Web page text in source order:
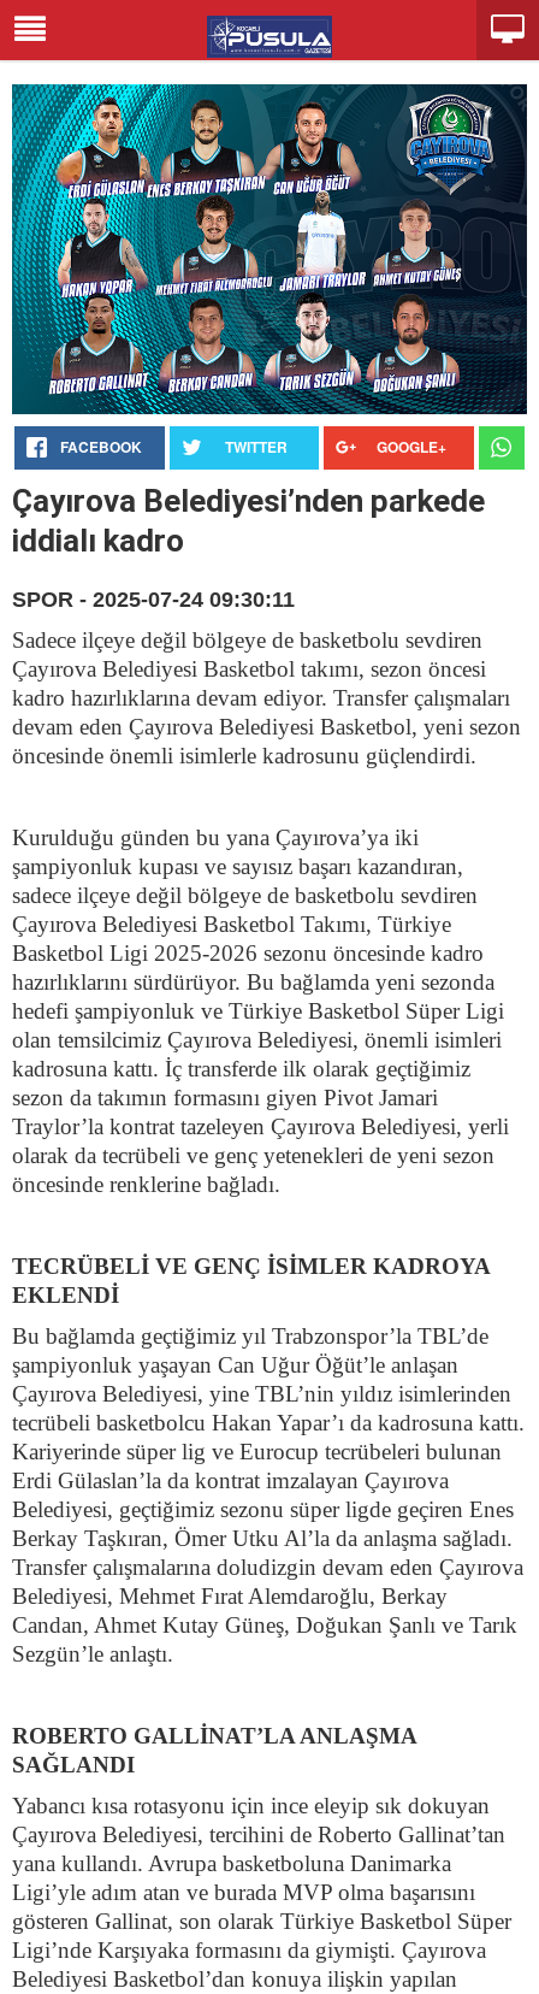
FACEBOOK TWITTER GOOGLE+
Çayırova Belediyesi’nden parkede
iddialı kadro
SPOR - 2025-07-24 09:30:11
Sadece ilçeye değil bölgeye de basketbolu sevdiren
Çayırova Belediyesi Basketbol takımı, sezon öncesi
kadro hazırlıklarına devam ediyor. Transfer çalışmaları
devam eden Çayırova Belediyesi Basketbol, yeni sezon
öncesinde önemli isimlerle kadrosunu güçlendirdi.
Kurulduğu günden bu yana Çayırova’ya iki
şampiyonluk kupası ve sayısız başarı kazandıran,
sadece ilçeye değil bölgeye de basketbolu sevdiren
Çayırova Belediyesi Basketbol Takımı, Türkiye
Basketbol Ligi 2025-2026 sezonu öncesinde kadro
hazırlıklarını sürdürüyor. Bu bağlamda yeni sezonda
hedefi şampiyonluk ve Türkiye Basketbol Süper Ligi
olan temsilcimiz Çayırova Belediyesi, önemli isimleri
kadrosuna kattı. İç transferde ilk olarak geçtiğimiz
sezon da takımın formasını giyen Pivot Jamari
Traylor’la kontrat tazeleyen Çayırova Belediyesi, yerli
olarak da tecrübeli ve genç yetenekleri de yeni sezon
öncesinde renklerine bağladı.
TECRÜBELİ VE GENÇ İSİMLER KADROYA
EKLENDİ
Bu bağlamda geçtiğimiz yıl Trabzonspor’la TBL’de
şampiyonluk yaşayan Can Uğur Öğüt’le anlaşan
Çayırova Belediyesi, yine TBL’nin yıldız isimlerinden
tecrübeli basketbolcu Hakan Yapar’ı da kadrosuna kattı.
Kariyerinde süper lig ve Eurocup tecrübeleri bulunan
Erdi Gülaslan’la da kontrat imzalayan Çayırova
Belediyesi, geçtiğimiz sezonu süper ligde geçiren Enes
Berkay Taşkıran, Ömer Utku Al’la da anlaşma sağladı.
Transfer çalışmalarına doludizgin devam eden Çayırova
Belediyesi, Mehmet Fırat Alemdaroğlu, Berkay
Candan, Ahmet Kutay Güneş, Doğukan Şanlı ve Tarık
Sezgün’le anlaştı.
ROBERTO GALLİNAT’LA ANLAŞMA
SAĞLANDI
Yabancı kısa rotasyonu için ince eleyip sık dokuyan
Çayırova Belediyesi, tercihini de Roberto Gallinat’tan
yana kullandı. Avrupa basketboluna Danimarka
Ligi’yle adım atan ve burada MVP olma başarısını
gösteren Gallinat, son olarak Türkiye Basketbol Süper
Ligi’nde Karşıyaka formasını da giymişti. Çayırova
Belediyesi Basketbol’dan konuya ilişkin yapılan